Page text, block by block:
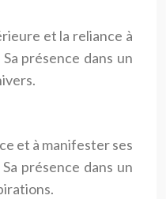
et la reliance à
présence dans un
et à manifester ses
présence dans un